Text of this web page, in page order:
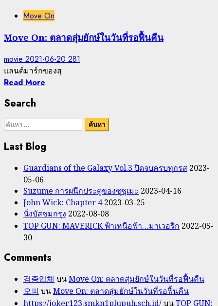
Move On
Move On: ตลาดสุ่มยักษ์ในวันที่รอฟื้นคืน
movie 2021-06-20 281
แลนด์มาร์กของสุ
Read More
Search
ค้นหา
Last Blog
Guardians of the Galaxy Vol.3 ปิดจบครบทุกรส 2023-
05-06
Suzume การผนึกประตูของซุซุเมะ 2023-04-16
John Wick: Chapter 4 2023-03-25
นั่งบัสชมกรุง 2022-08-08
TOP GUN: MAVERICK ฟ้าเหนือฟ้า…มาเวอริก 2022-05-
30
Comments
검증업체 บนMove On: ตลาดสุ่มยักษ์ในวันที่รอฟื้นคืน
오피 บนMove On: ตลาดสุ่มยักษ์ในวันที่รอฟื้นคืน
https://joker123.smkn1plupuh.sch.id/บนTOP GUN: